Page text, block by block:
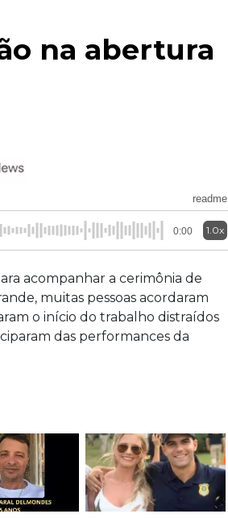
na abertura
readme
0:00 1.0x
acompanhar a cerimônia de
muitas pessoas acordaram
o início do trabalho distraídos
das performances da